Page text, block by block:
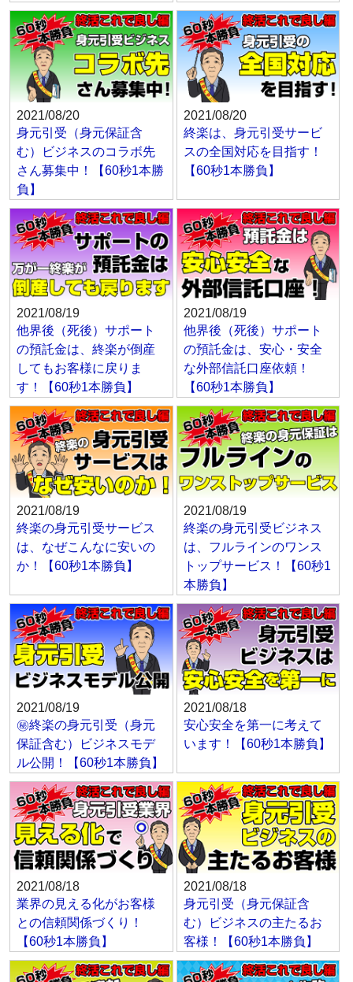
2021/08/20
身元引受（身元保証含
む）ビジネスのコラボ先
さん募集中！【60秒1本勝
負】
2021/08/20
終楽は、身元引受サービ
スの全国対応を目指す！
【60秒1本勝負】
2021/08/19
他界後（死後）サポート
の預託金は、終楽が倒産
してもお客様に戻りま
す！【60秒1本勝負】
2021/08/19
他界後（死後）サポート
の預託金は、安心・安全
な外部信託口座依頼！
【60秒1本勝負】
2021/08/19
終楽の身元引受サービス
は、なぜこんなに安いの
か！【60秒1本勝負】
2021/08/19
終楽の身元引受ビジネス
は、フルラインのワンス
トップサービス！【60秒1
本勝負】
2021/08/19
㊙終楽の身元引受（身元
保証含む）ビジネスモデ
ル公開！【60秒1本勝負】
2021/08/18
安心安全を第一に考えて
います！【60秒1本勝負】
2021/08/18
業界の見える化がお客様
との信頼関係づくり！
【60秒1本勝負】
2021/08/18
身元引受（身元保証含
む）ビジネスの主たるお
客様！【60秒1本勝負】